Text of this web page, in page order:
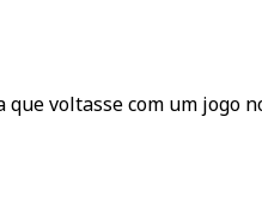
voltasse com um jogo